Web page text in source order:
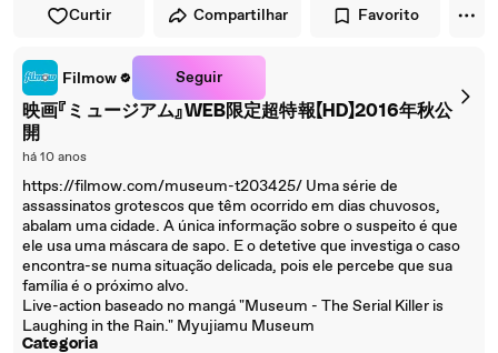
Curtir Compartilhar Favorito
Filmow Seguir
映画『ミュージアム』WEB限定超特報【HD】2016年秋公
開
há 10 anos
https://filmow.com/museum-t203425/ Uma série de
assassinatos grotescos que têm ocorrido em dias chuvosos,
abalam uma cidade. A única informação sobre o suspeito é que
ele usa uma máscara de sapo. E o detetive que investiga o caso
encontra-se numa situação delicada, pois ele percebe que sua
família é o próximo alvo.
Live-action baseado no mangá "Museum - The Serial Killer is
Laughing in the Rain." Myujiamu Museum
Categoria